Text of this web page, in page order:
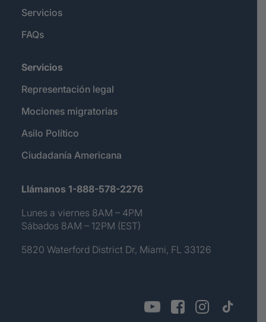
Servicios
FAQs
Servicios
Representación legal
Mociones migratorias
Asilo Político
Ciudadanía Americana
Llámanos 1-888-578-2276
Lunes a viernes 8AM – 4PM
Sábados 8AM – 12PM (EST)
5820 Waterford District Dr, Miami, FL 33126